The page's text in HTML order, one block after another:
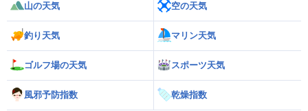
山の天気 空の天気
釣り天気 マリン天気
ゴルフ場の天気 スポーツ天気
風邪予防指数 乾燥指数